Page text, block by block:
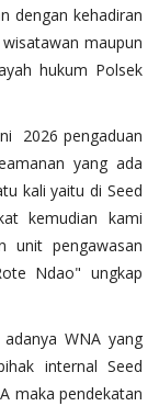
dengan kehadiran
maupun
hukum Polsek
2026 pengaduan
yang ada
kali yaitu di Seed
kemudian kami
unit pengawasan
Ndao" ungkap
WNA yang
internal Seed
maka pendekatan